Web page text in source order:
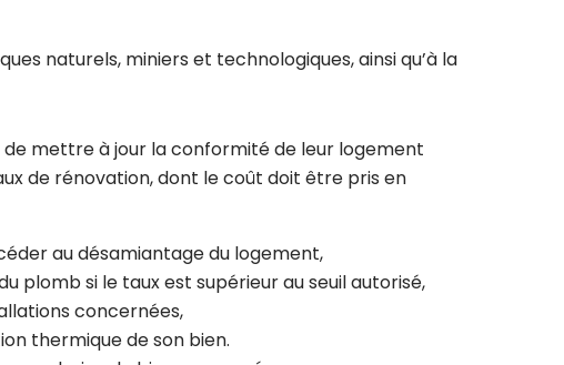
naturels, miniers et technologiques, ainsi qu’à la
mettre à jour la conformité de leur logement
de rénovation, dont le coût doit être pris en
au désamiantage du logement,
plomb si le taux est supérieur au seuil autorisé,
concernées,
thermique de son bien.